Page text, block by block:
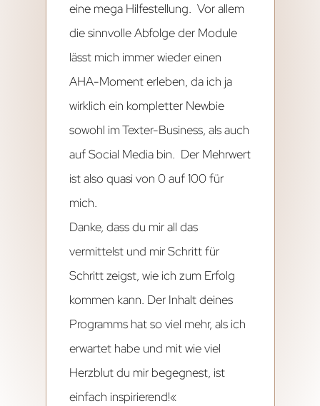
eine mega Hilfestellung. Vor allem
die sinnvolle Abfolge der Module
lässt mich immer wieder einen
AHA-Moment erleben, da ich ja
wirklich ein kompletter Newbie
sowohl im Texter-Business, als auch
auf Social Media bin. Der Mehrwert
ist also quasi von 0 auf 100 für
mich.
Danke, dass du mir all das
vermittelst und mir Schritt für
Schritt zeigst, wie ich zum Erfolg
kommen kann. Der Inhalt deines
Programms hat so viel mehr, als ich
erwartet habe und mit wie viel
Herzblut du mir begegnest, ist
einfach inspirierend!«